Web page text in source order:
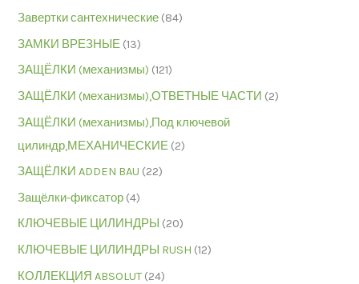
Завертки сантехнические (84)
ЗАМКИ ВРЕЗНЫЕ (13)
ЗАЩЁЛКИ (механизмы) (121)
ЗАЩЁЛКИ (механизмы),ОТВЕТНЫЕ ЧАСТИ (2)
ЗАЩЁЛКИ (механизмы),Под ключевой
цилиндр,МЕХАНИЧЕСКИЕ (2)
ЗАЩЁЛКИ ADDEN BAU (22)
Защёлки-фиксатор (4)
КЛЮЧЕВЫЕ ЦИЛИНДРЫ (20)
КЛЮЧЕВЫЕ ЦИЛИНДРЫ RUSH (12)
КОЛЛЕКЦИЯ ABSOLUT (24)